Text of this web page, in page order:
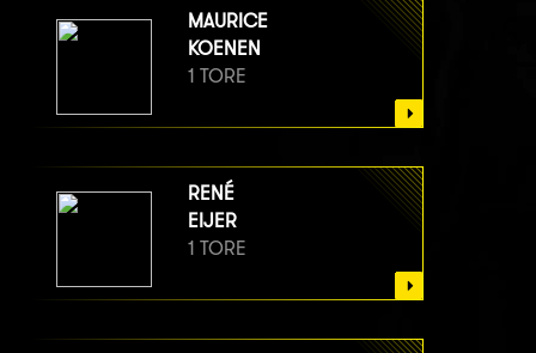
MAURICE
KOENEN
1 TORE
RENÉ
EIJER
1 TORE